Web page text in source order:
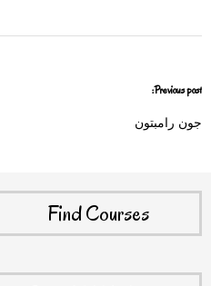
Previous post:
جون رامبتون